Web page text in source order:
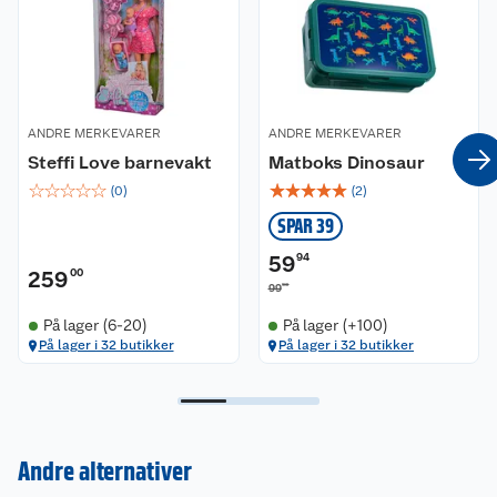
ANDRE MERKEVARER
Steffi Love barnevakt
☆☆☆☆☆ (0)
25900
På lager (6-20)
På lager i 32 butikker
ANDRE MERKEVARER
Matboks Dinosaur
☆☆☆☆☆ (2)
SPAR 39
5994
9990
På lager (+100)
På lager i 32 butikker
Andre alternativer